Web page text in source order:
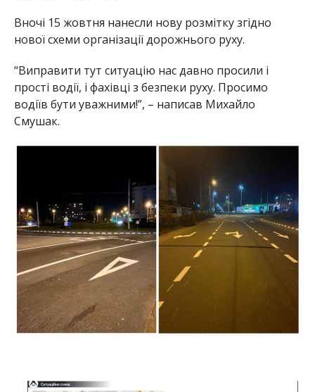
Вночі 15 жовтня нанесли нову розмітку згідно
нової схеми організації дорожнього руху.
“Виправити тут ситуацію нас давно просили і
прості водії, і фахівці з безпеки руху. Просимо
водіїв бути уважними!”, – написав Михайло
Смушак.